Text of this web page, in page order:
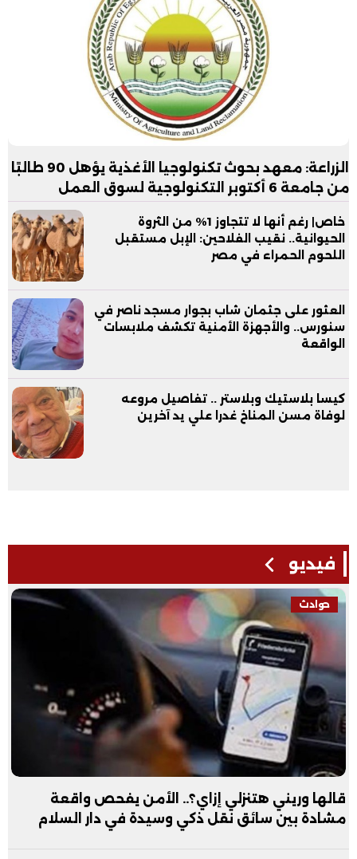
الزراعة: معهد بحوث تكنولوجيا الأغذية يؤهل 90 طالبًا
من جامعة 6 أكتوبر التكنولوجية لسوق العمل
خاص| رغم أنها لا تتجاوز 1% من الثروة
الحيوانية.. نقيب الفلاحين: الإبل مستقبل
اللحوم الحمراء في مصر
العثور على جثمان شاب بجوار مسجد ناصر في
سنورس.. والأجهزة الأمنية تكشف ملابسات
الواقعة
كيسا بلاستيك وبلاستر .. تفاصيل مروعه
لوفاة مسن المناخ غدرا علي يد آخرين
فيديو
حوادث
قالها وريني هتنزلي إزاي؟.. الأمن يفحص واقعة
مشادة بين سائق نقل ذكي وسيدة في دار السلام